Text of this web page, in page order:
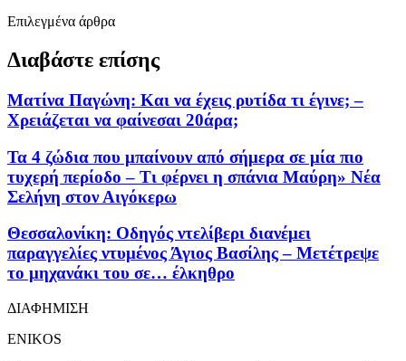
Επιλεγμένα άρθρα
Διαβάστε επίσης
Ματίνα Παγώνη: Και να έχεις ρυτίδα τι έγινε; –
Χρειάζεται να φαίνεσαι 20άρα;
Τα 4 ζώδια που μπαίνουν από σήμερα σε μία πιο
τυχερή περίοδο – Τι φέρνει η σπάνια Μαύρη» Νέα
Σελήνη στον Αιγόκερω
Θεσσαλονίκη: Οδηγός ντελίβερι διανέμει
παραγγελίες ντυμένος Άγιος Βασίλης – Μετέτρεψε
το μηχανάκι του σε… έλκηθρο
ΔΙΑΦΗΜΙΣΗ
ENIKOS